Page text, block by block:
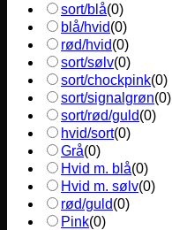
sort/blå(0)
blå/hvid(0)
rød/hvid(0)
sort/sølv(0)
sort/chockpink(0)
sort/signalgrøn(0)
sort/rød/guld(0)
hvid/sort(0)
Grå(0)
Hvid m. blå(0)
Hvid m. sølv(0)
rød/guld(0)
Pink(0)